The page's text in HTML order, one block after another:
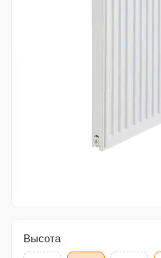
Высота